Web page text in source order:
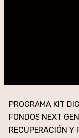
PROGRAMA KIT
FONDOS NEXT
RECUPERACIÓN Y